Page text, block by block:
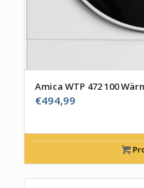
Amica WTP 472 100
€494,99